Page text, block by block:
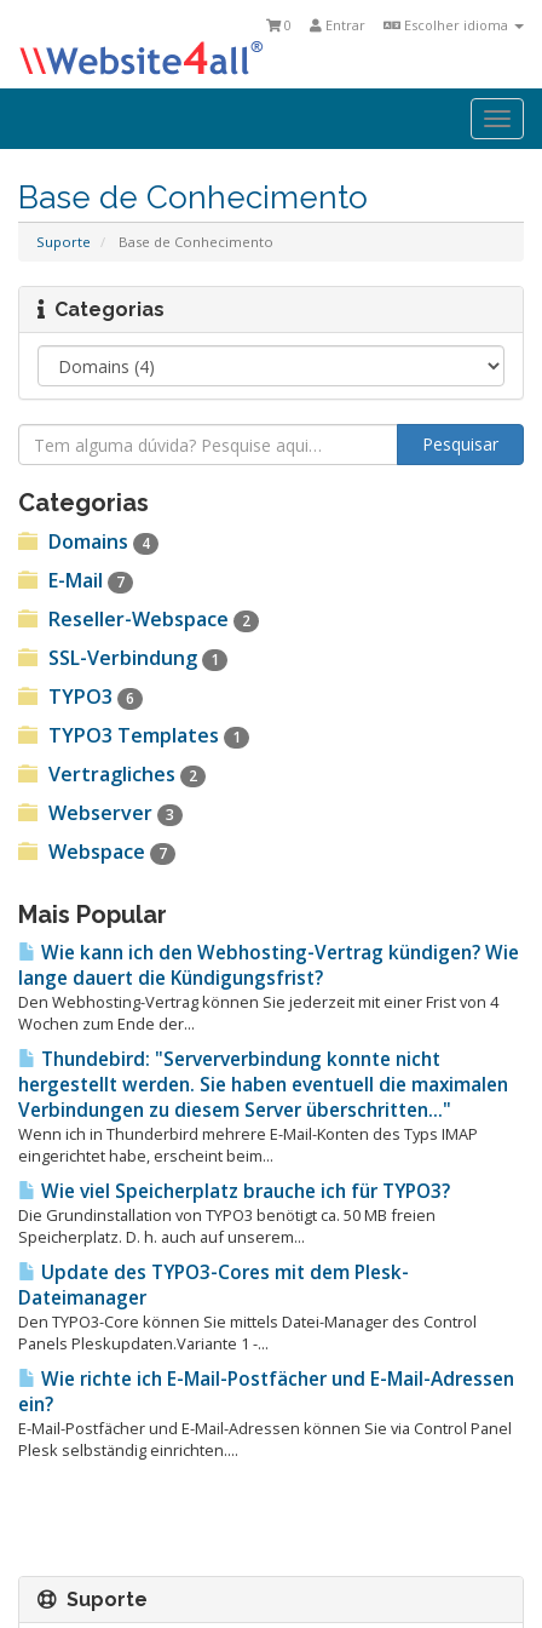
Escolher idioma
Entrar
0
Base de Conhecimento
Suporte Base de Conhecimento
Categorias
Categorias
Domains 4
E-Mail 7
Reseller-Webspace 2
SSL-Verbindung 1
TYPO3 6
TYPO3 Templates 1
Vertragliches 2
Webserver 3
Webspace 7
Mais Popular
Wie kann ich den Webhosting-Vertrag kündigen? Wie
lange dauert die Kündigungsfrist?
Den Webhosting-Vertrag können Sie jederzeit mit einer Frist von 4
Wochen zum Ende der...
Thundebird: "Serververbindung konnte nicht
hergestellt werden. Sie haben eventuell die maximalen
Verbindungen zu diesem Server überschritten..."
Wenn ich in Thunderbird mehrere E-Mail-Konten des Typs IMAP
eingerichtet habe, erscheint beim...
Wie viel Speicherplatz brauche ich für TYPO3?
Die Grundinstallation von TYPO3 benötigt ca. 50 MB freien
Speicherplatz. D. h. auch auf unserem...
Update des TYPO3-Cores mit dem Plesk-
Dateimanager
Den TYPO3-Core können Sie mittels Datei-Manager des Control
Panels Pleskupdaten.Variante 1 -...
Wie richte ich E-Mail-Postfächer und E-Mail-Adressen
ein?
E-Mail-Postfächer und E-Mail-Adressen können Sie via Control Panel
Plesk selbständig einrichten....
Suporte